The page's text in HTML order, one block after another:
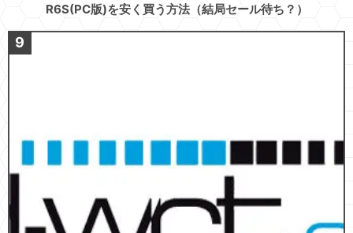
R6S(PC版)を安く買う方法（結局セール待ち？）